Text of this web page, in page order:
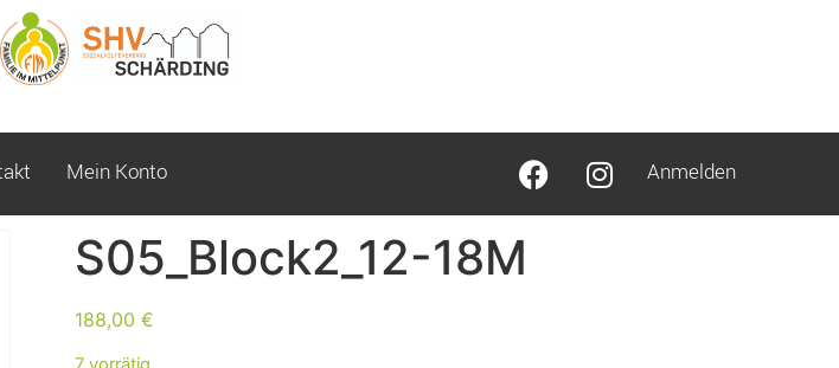
Mein Konto Anmelden
S05_Block2_12-18M
188,00 €